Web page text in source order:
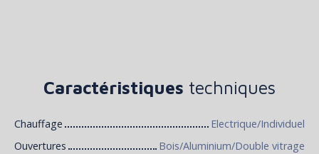
Caractéristiques techniques
Chauffage
Electrique/Individuel
Ouvertures
Bois/Aluminium/Double vitrage